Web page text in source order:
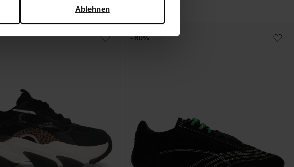
Ablehnen
- 60%